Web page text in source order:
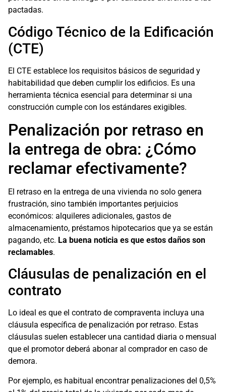
pactadas.
Código Técnico de la Edificación
(CTE)
El CTE establece los requisitos básicos de seguridad y
habitabilidad que deben cumplir los edificios. Es una
herramienta técnica esencial para determinar si una
construcción cumple con los estándares exigibles.
Penalización por retraso en
la entrega de obra: ¿Cómo
reclamar efectivamente?
El retraso en la entrega de una vivienda no solo genera
frustración, sino también importantes perjuicios
económicos: alquileres adicionales, gastos de
almacenamiento, préstamos hipotecarios que ya se están
pagando, etc. La buena noticia es que estos daños son
reclamables.
Cláusulas de penalización en el
contrato
Lo ideal es que el contrato de compraventa incluya una
cláusula específica de penalización por retraso. Estas
cláusulas suelen establecer una cantidad diaria o mensual
que el promotor deberá abonar al comprador en caso de
demora.
Por ejemplo, es habitual encontrar penalizaciones del 0,5%